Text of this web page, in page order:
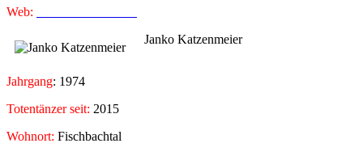
Web:
Janko Katzenmeier
Jahrgang: 1974
Totentänzer seit: 2015
Wohnort: Fischbachtal